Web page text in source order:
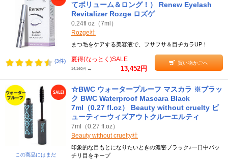
(3件)
てボリューム＆ロング！） Renew Eyelash
Revitalizer Rozge ロズゲ
0.24fl oz（7ml）
Rozge社
まつ毛をケアする美容液で、フサフサ＆目ヂカラUP！
夏得(なっとく)SALE
14,160円 → 13,452円
買い物かごへ
この商品にはまだ
☆BWC ウォータープルーフ マスカラ ※ブラッ
ク BWC Waterproof Mascara Black
7ml（0.27 fl.oz） Beauty without cruelty ビ
ューティーウィズアウトクルーエルティ
7ml（0.27 fl.oz）
Beauty without cruelty社
印象的な目もとになりたいときの濃密ブラック♪一日中パッ
チリ目をキープ